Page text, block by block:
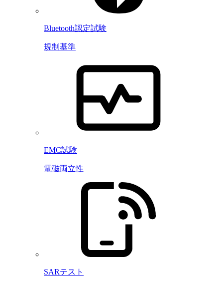
Bluetooth認定試験
規制基準
EMC試験
電磁両立性
SARテスト